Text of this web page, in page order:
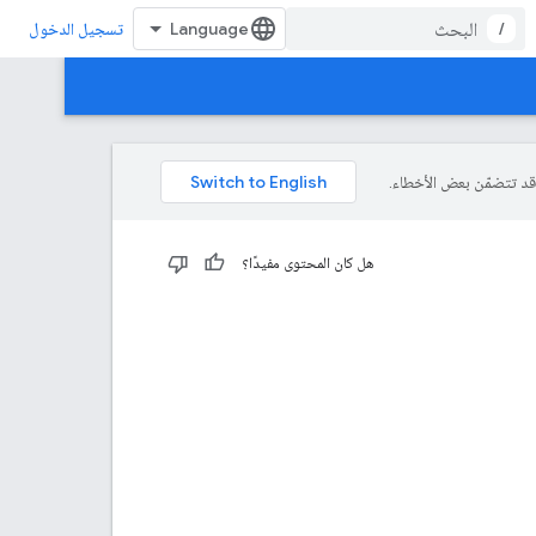
/ تسجيل الدخول
هل كان المحتوى مفيدًا؟